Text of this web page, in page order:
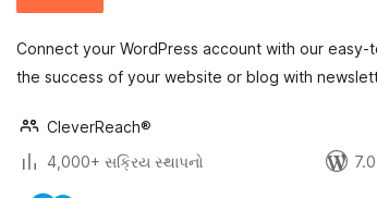
Connect your WordPress account with our
the success of your website or blog with
CleverReach®
4,000+ સક્રિય સ્થાપનો